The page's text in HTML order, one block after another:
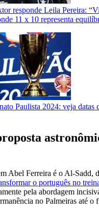
responde Leila Pereira:
11 x 10 representa
Paulista 2024: veja datas
Abel Ferreira é o Al-Sadd,
o português no
pela abordagem
no Palmeiras até o